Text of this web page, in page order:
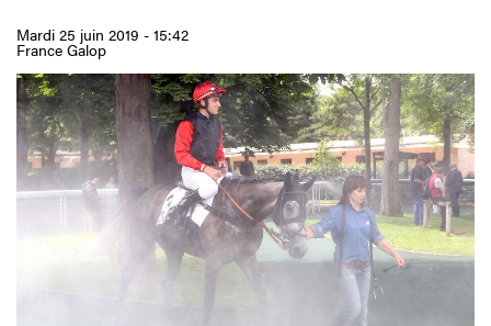
Mardi 25 juin 2019 - 15:42
France Galop